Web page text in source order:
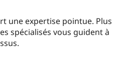
une expertise pointue. Plus
spécialisés vous guident à